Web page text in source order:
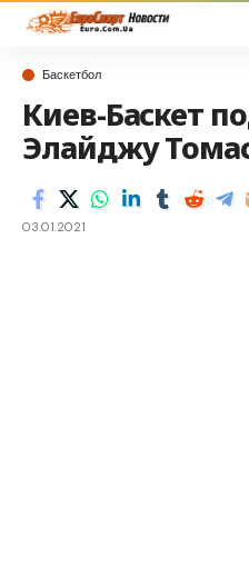
Баскетбол
Киев-Баскет
Элайджу
03.01.2021